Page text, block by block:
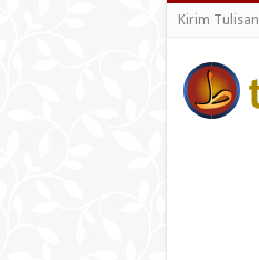
Kirim Tulisan